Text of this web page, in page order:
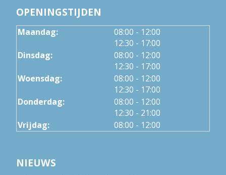
OPENINGSTIJDEN
Maandag: 08:00 tot
- 12:00
12:30 tot
- 17:00
Dinsdag:
08:00 tot
- 12:00
12:30 tot
- 17:00
Woensdag:
08:00 tot
- 12:00
12:30 tot
- 17:00
Donderdag:
08:00 tot
- 12:00
12:30 tot
- 21:00
Vrijdag:
08:00 - 12:00
NIEUWS